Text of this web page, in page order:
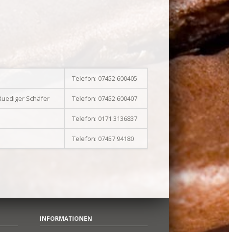
Telefon: 07452 600405
Schäfer Telefon: 07452 600407
Telefon: 0171 3136837
Telefon: 07457 94180
INFORMATIONEN